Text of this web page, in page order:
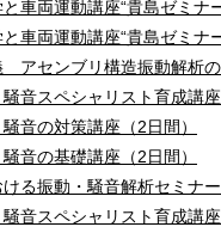
車両運動講座“貴島ゼミナ
車両運動講座“貴島ゼミナ
アセンブリ構造振動解析
音スペシャリスト育成講
音の対策講座（2日間）
音の基礎講座（2日間）
る振動・騒音解析セミナ
音スペシャリスト育成講